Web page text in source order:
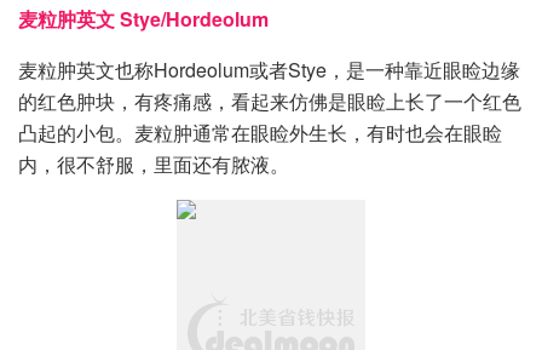
麦粒肿英文 Stye/Hordeolum
麦粒肿英文也称Hordeolum或者Stye，是一种靠近眼睑边缘
的红色肿块，有疼痛感，看起来仿佛是眼睑上长了一个红色
凸起的小包。麦粒肿通常在眼睑外生长，有时也会在眼睑
内，很不舒服，里面还有脓液。